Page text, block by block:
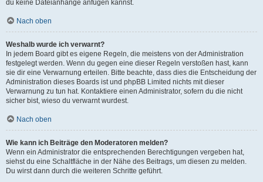
du keine Dateianhänge anfügen kannst.
Nach oben
Weshalb wurde ich verwarnt?
In jedem Board gibt es eigene Regeln, die meistens von der Administration
festgelegt werden. Wenn du gegen eine dieser Regeln verstoßen hast, kann
sie dir eine Verwarnung erteilen. Bitte beachte, dass dies die Entscheidung der
Administration dieses Boards ist und phpBB Limited nichts mit dieser
Verwarnung zu tun hat. Kontaktiere einen Administrator, sofern du die nicht
sicher bist, wieso du verwarnt wurdest.
Nach oben
Wie kann ich Beiträge den Moderatoren melden?
Wenn ein Administrator die entsprechenden Berechtigungen vergeben hat,
siehst du eine Schaltfläche in der Nähe des Beitrags, um diesen zu melden.
Du wirst dann durch die weiteren Schritte geführt.